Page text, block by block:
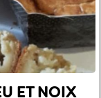
ET NOIX